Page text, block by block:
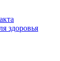
здоровья